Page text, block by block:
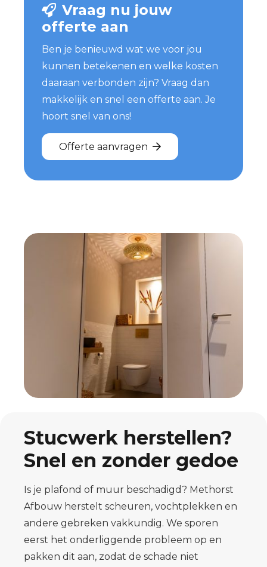
Vraag nu jouw
offerte aan
Ben je benieuwd wat we voor jou
kunnen betekenen en welke kosten
daaraan verbonden zijn? Vraag dan
makkelijk en snel een offerte aan. Je
hoort snel van ons!
Offerte aanvragen
Stucwerk herstellen?
Snel en zonder gedoe
Is je plafond of muur beschadigd? Methorst
Afbouw herstelt scheuren, vochtplekken en
andere gebreken vakkundig. We sporen
eerst het onderliggende probleem op en
pakken dit aan, zodat de schade niet